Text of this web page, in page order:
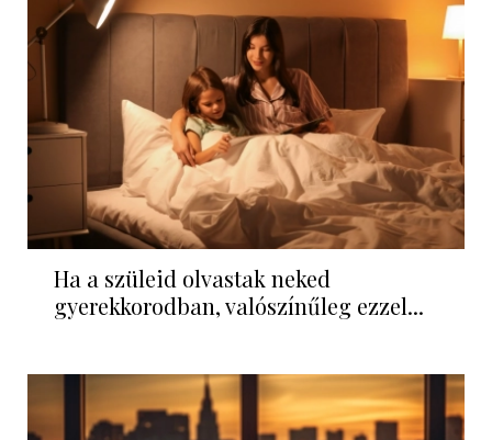
Ha a szüleid olvastak neked
gyerekkorodban, valószínűleg ezzel...